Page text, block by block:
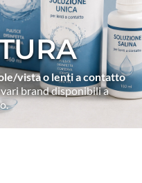
vista o lenti a contatto
brand disponibili a